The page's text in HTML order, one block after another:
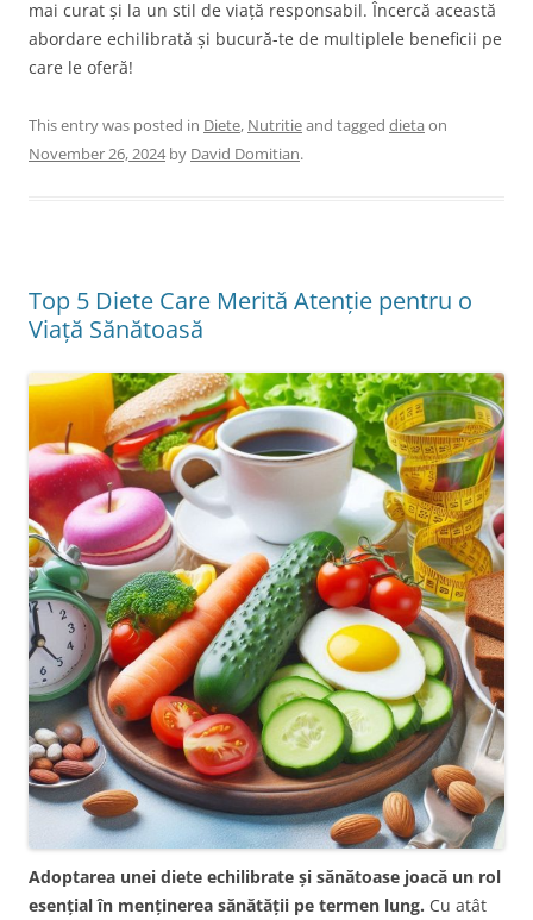
mai curat și la un stil de viață responsabil. Încercă această
abordare echilibrată și bucură-te de multiplele beneficii pe
care le oferă!
This entry was posted in Diete, Nutritieand tagged dieta on
November 26, 2024by David Domitian.
Top 5 Diete Care Merită Atenție pentru o
Viață Sănătoasă
Adoptarea unei diete echilibrate și sănătoase joacă un rol
esențial în menținerea sănătății pe termen lung. Cu atât